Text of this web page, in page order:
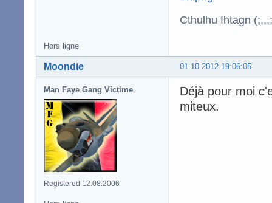
Cthulhu fhtagn
Hors ligne
01.10.2012 19:06:05
Moondie
Man Faye Gang Victime
Registered 12.08.2006
Déjà pour moi
miteux.